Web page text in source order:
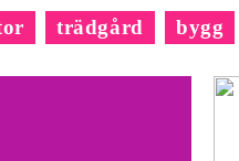
trädgård bygg